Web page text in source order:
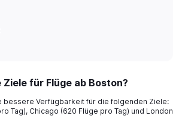
für Flüge ab Boston?
bessere Verfügbarkeit für die folgenden Ziele:
Tag), Chicago (620 Flüge pro Tag) und London